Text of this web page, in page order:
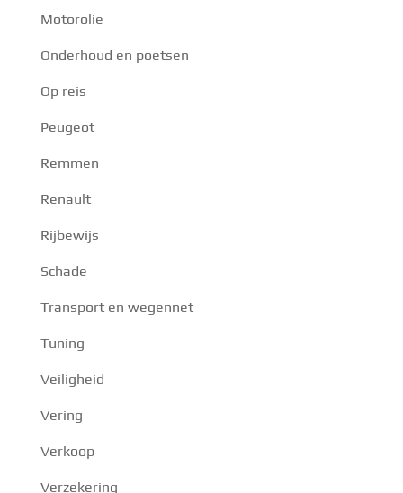
Motorolie
Onderhoud en poetsen
Op reis
Peugeot
Remmen
Renault
Rijbewijs
Schade
Transport en wegennet
Tuning
Veiligheid
Vering
Verkoop
Verzekering